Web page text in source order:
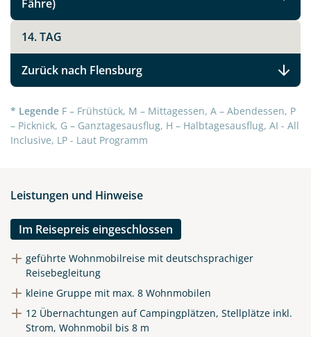
Fähre)
14. TAG
Zurück nach Flensburg
* Legende F – Frühstück, M – Mittagessen, A – Abendessen, P
– Picknick, G – Ganztagesausflug, H – Halbtagesausflug, AI - All
Inclusive, LP - Laut Programm
Leistungen und Hinweise
Im Reisepreis eingeschlossen
geführte Wohnmobilreise mit deutschsprachiger
Reisebegleitung
kleine Gruppe mit max. 8 Wohnmobilen
12 Übernachtungen auf Campingplätzen, Stellplätze inkl.
Strom, Wohnmobil bis 8 m